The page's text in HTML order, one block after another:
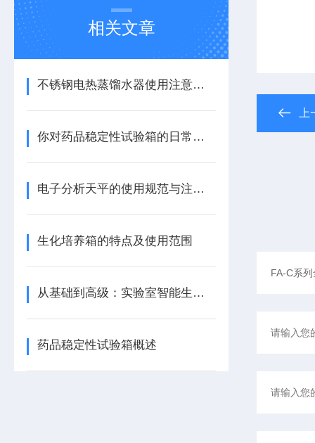
相关文章
不锈钢电热蒸馏水器使用注意事项
你对药品稳定性试验箱的日常保养了解的多吗？
电子分析天平的使用规范与注意事项
生化培养箱的特点及使用范围
从基础到高级：实验室智能生化培养箱操作指南
药品稳定性试验箱概述